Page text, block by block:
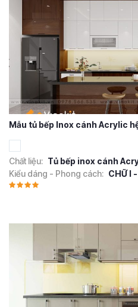
Mẫu tủ bếp Inox cánh Acrylic
Chất liệu: Tủ bếp inox cánh
Kiểu dáng - Phong cách: CHỮ I